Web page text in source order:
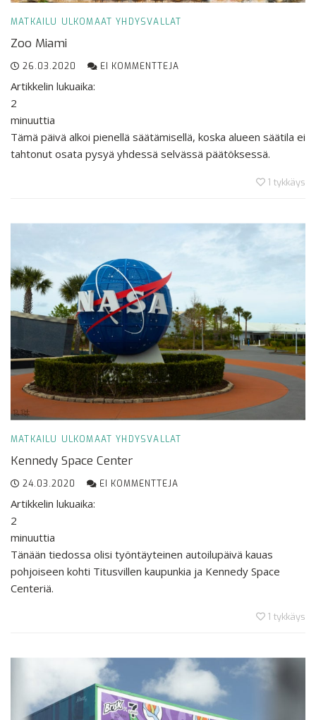
MATKAILU ULKOMAAT YHDYSVALLAT
Zoo Miami
26.03.2020 EI KOMMENTTEJA
Artikkelin lukuaika:
2
minuuttia
Tämä päivä alkoi pienellä säätämisellä, koska alueen säätila ei
tahtonut osata pysyä yhdessä selvässä päätöksessä.
1 tykkäys
MATKAILU ULKOMAAT YHDYSVALLAT
Kennedy Space Center
24.03.2020 EI KOMMENTTEJA
Artikkelin lukuaika:
2
minuuttia
Tänään tiedossa olisi työntäyteinen autoilupäivä kauas
pohjoiseen kohti Titusvillen kaupunkia ja Kennedy Space
Centeriä.
1 tykkäys